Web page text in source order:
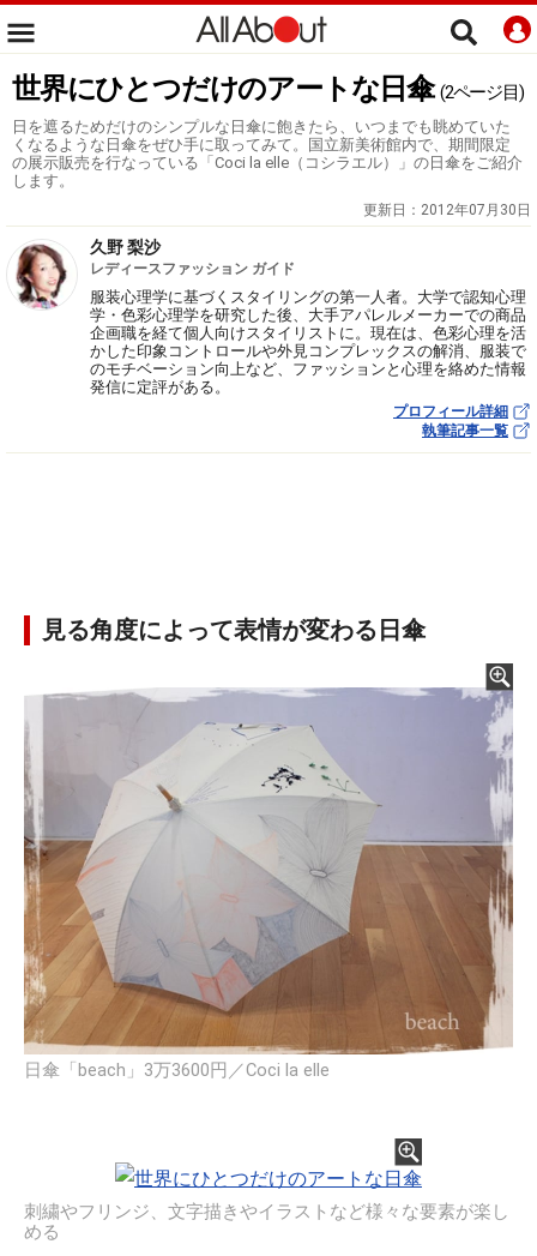
世界にひとつだけのアートな日傘 (2ページ目)
日を遮るためだけのシンプルな日傘に飽きたら、いつまでも眺めていた
くなるような日傘をぜひ手に取ってみて。国立新美術館内で、期間限定
の展示販売を行なっている「Coci la elle（コシラエル）」の日傘をご紹介
します。
更新日： 2012年07月30日
久野 梨沙
レディースファッション ガイド
服装心理学に基づくスタイリングの第一人者。大学で認知心理
学・色彩心理学を研究した後、大手アパレルメーカーでの商品
企画職を経て個人向けスタイリストに。現在は、色彩心理を活
かした印象コントロールや外見コンプレックスの解消、服装で
のモチベーション向上など、ファッションと心理を絡めた情報
発信に定評がある。
プロフィール詳細
執筆記事一覧
見る角度によって表情が変わる日傘
日傘「beach」3万3600円／Coci la elle
刺繍やフリンジ、文字描きやイラストなど様々な要素が楽し
める